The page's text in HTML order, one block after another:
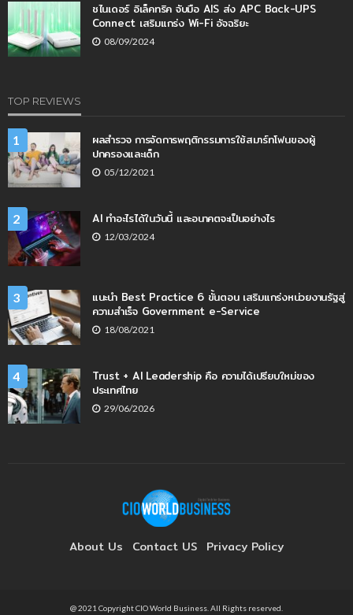
ชไนเดอร์ อิเล็คทริค จับมือ AIS ส่ง APC Back-UPS
Connect เสริมแกร่ง Wi-Fi อัจฉริยะ
08/09/2024
TOP REVIEWS
1
ผลสำรวจ การจัดการพฤติกรรมการใช้สมาร์ทโฟนของผู้
ปกครองและเด็ก
05/12/2021
2 AI ทำอะไรได้ในวันนี้ และอนาคตจะเป็นอย่างไร
12/03/2024
3
แนะนำ Best Practice 6 ขั้นตอน เสริมแกร่งหน่วยงานรัฐสู่
ความสำเร็จ Government e-Service
18/08/2021
4
Trust + AI Leadership คือ ความได้เปรียบใหม่ของ
ประเทศไทย
29/06/2026
About Us Contact US Privacy Policy
@ 2021 Copyright CIO World Business. All Rights reserved.